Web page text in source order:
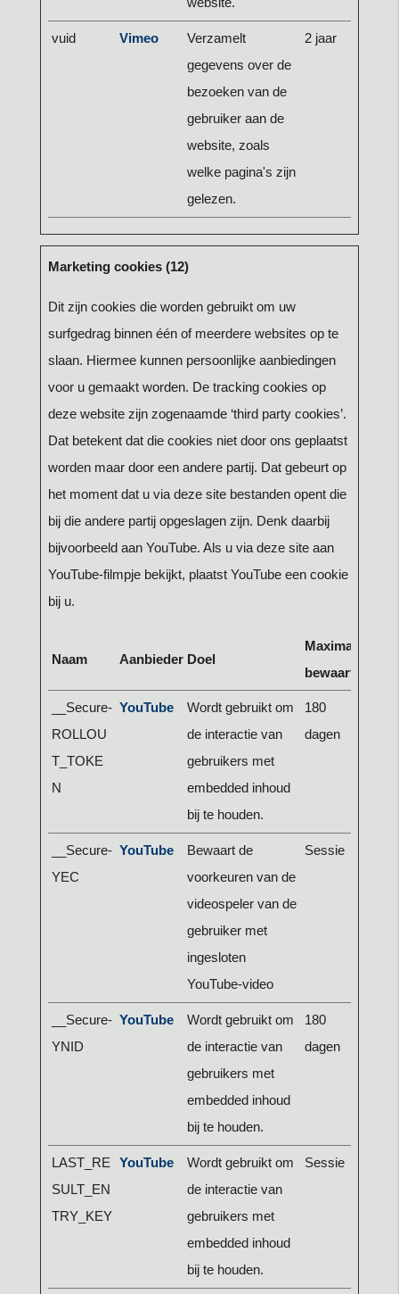
vuid Vimeo
Verzamelt
gegevens over de
bezoeken van de
gebruiker aan de
website, zoals
welke pagina's zijn
gelezen.
2 jaar
Marketing cookies (12)
Dit zijn cookies die worden gebruikt om uw
surfgedrag binnen één of meerdere websites op te
slaan. Hiermee kunnen persoonlijke aanbiedingen
voor u gemaakt worden. De tracking cookies op
deze website zijn zogenaamde ‘third party cookies’.
Dat betekent dat die cookies niet door ons geplaatst
worden maar door een andere partij. Dat gebeurt op
het moment dat u via deze site bestanden opent die
bij die andere partij opgeslagen zijn. Denk daarbij
bijvoorbeeld aan YouTube. Als u via deze site aan
YouTube-filmpje bekijkt, plaatst YouTube een cookie
bij u.
Naam Aanbieder Doel
Maximale
bewaartermijn
__Secure-
ROLLOU
T_TOKE
N
YouTube
Wordt gebruikt om
de interactie van
gebruikers met
embedded inhoud
bij te houden.
180
dagen
__Secure-
YEC
YouTube
Bewaart de
voorkeuren van de
videospeler van de
gebruiker met
ingesloten
YouTube-video
Sessie
__Secure-
YNID
YouTube
Wordt gebruikt om
de interactie van
gebruikers met
embedded inhoud
bij te houden.
180
dagen
LAST_RE
SULT_EN
TRY_KEY
YouTube
Wordt gebruikt om
de interactie van
gebruikers met
embedded inhoud
bij te houden.
Sessie